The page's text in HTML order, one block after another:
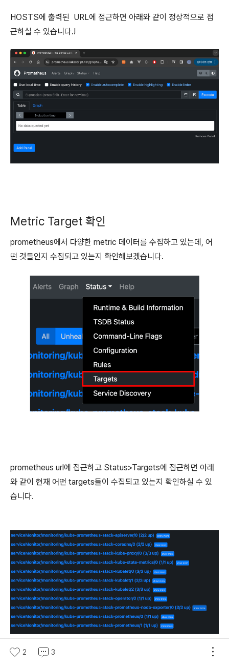
HOSTS에 출력된 URL에 접근하면 아래와 같이 정상적으로 접
근하실 수 있습니다.!
Metric Target 확인
prometheus에서 다양한 metric 데이터를 수집하고 있는데, 어
떤 것들인지 수집되고 있는지 확인해보겠습니다.
prometheus url에 접근하고 Status>Targets에 접근하면 아래
와 같이 현재 어떤 targets들이 수집되고 있는지 확인하실 수 있
습니다.
2 3